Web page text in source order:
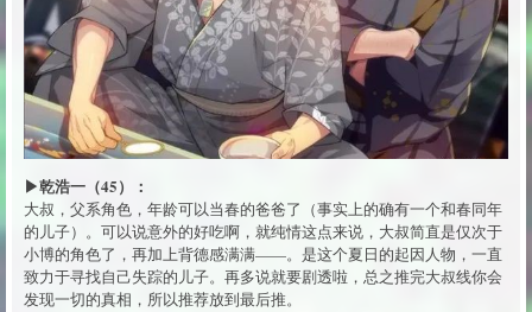
▶乾浩一（45）：
大叔，父系角色，年龄可以当春的爸爸了（事实上的确有一个和春同年
的儿子）。可以说意外的好吃啊，就纯情这点来说，大叔简直是仅次于
小博的角色了，再加上背德感满满——。是这个夏日的起因人物，一直
致力于寻找自己失踪的儿子。再多说就要剧透啦，总之推完大叔线你会
发现一切的真相，所以推荐放到最后推。